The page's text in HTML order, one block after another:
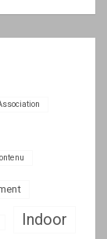
Indoor